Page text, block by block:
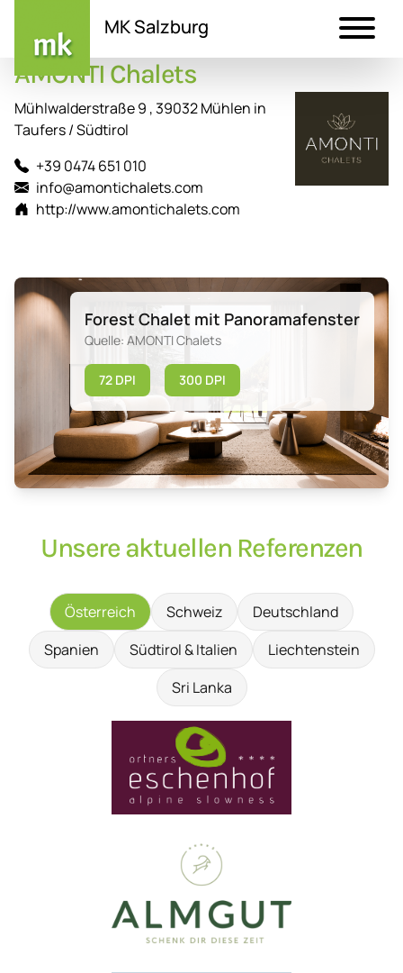
Inhalt
MK Salzburg
AMONTI Chalets
Mühlwalderstraße 9 , 39032 Mühlen in
Taufers / Südtirol
+39 0474 651 010
info@amontichalets.com
http://www.amontichalets.com
Forest Chalet mit Panoramafenster
Quelle: AMONTI Chalets
72 DPI 300 DPI
Unsere aktuellen Referenzen
Österreich Schweiz
Deutschland
Spanien
Südtirol & Italien
Liechtenstein
Sri Lanka